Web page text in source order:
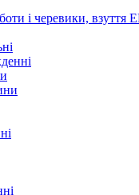
і черевики, взуття